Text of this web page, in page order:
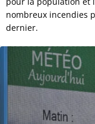
nombreux incendies
dernier.